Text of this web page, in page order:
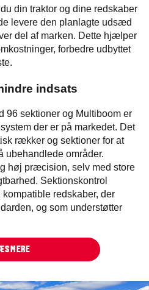
din traktor og dine redskaber
levere den planlagte udsæd
del af marken. Dette hjælper
forbedre udbyttet
indsats
96 sektioner og Multiboom er
der er på markedet. Det
rækker og sektioner for at
ubehandlede områder.
høj præcision, selv med store
Sektionskontrol
redskaber, der
og som understøtter
MERE